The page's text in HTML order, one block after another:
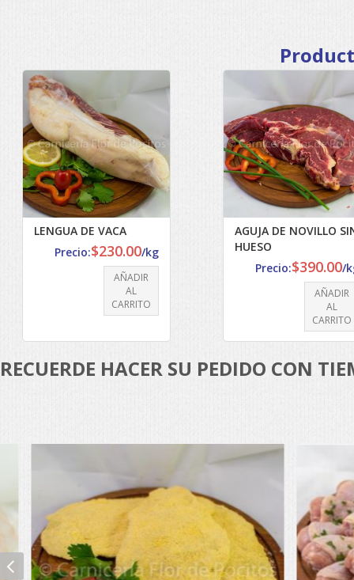
LENGUA DE VACA
Precio:$230.00/kg
AÑADIR
AL
CARRITO
AGUJA DE NOVILLO
HUESO
Precio:$390.00/
AÑADIR
AL
CARRITO
RECUERDE HACER SU PEDIDO CON